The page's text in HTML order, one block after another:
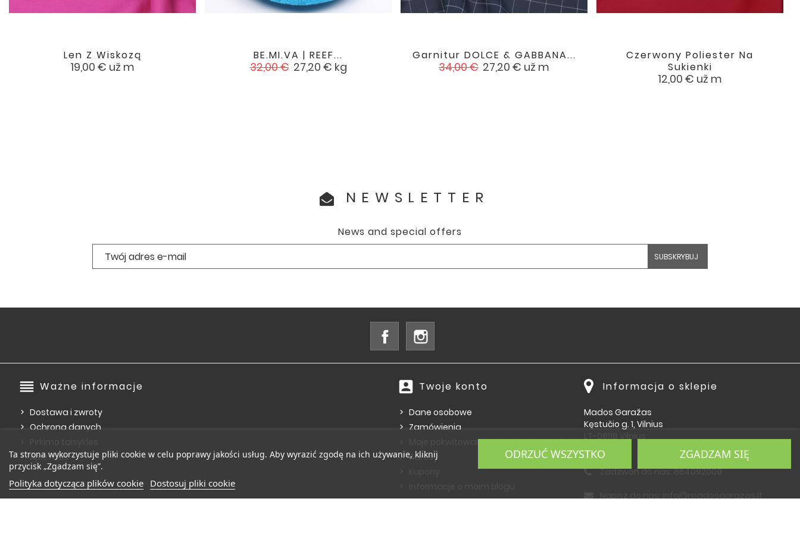
Len Z Wiskozą
Cena
19,00 € už m
 BE.MI.VA | REEF...
Cena
32,00 € Cena
27,20 € kg
 favorite
Garnitur DOLCE & GABBANA...
Cena
34,00 € Cena
27,20 € už m
 favorite
Czerwony Poliester Na
Sukienki
Cena
12,00 € už m

NEWSLETTER
News and special offers
Facebook
reorder Ważne informacje
Dostawa i zwroty
Ochrona danych
Apie mus
account_box Twoje konto
Dane osobowe
Zamówienia
Moje pokwitowania - korekty płatności
Adresy
Informacja o sklepie
Mados Garažas
Kęstučio g. 1, Vilnius
Lietuva
Zadzwoń do nas:864092009
Ta strona wykorzystuje pliki cookie w celu poprawy jakości usług. Aby wyrazić zgodę na ich używanie, kliknij
przycisk „Zgadzam się”.
Polityka dotycząca plików cookie Dostosuj pliki cookie
ODRZUĆ WSZYSTKO ZGADZAM SIĘ